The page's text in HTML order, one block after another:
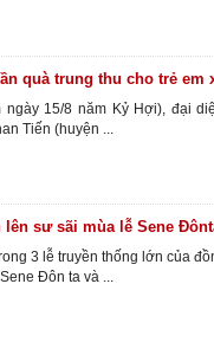
quà trung thu cho trẻ em
ngày 15/8 năm Kỷ Hợi), đại
Tiến (huyện ...
sư sãi mùa lễ Sene
3 lễ truyền thống lớn của
Đôn ta và ...